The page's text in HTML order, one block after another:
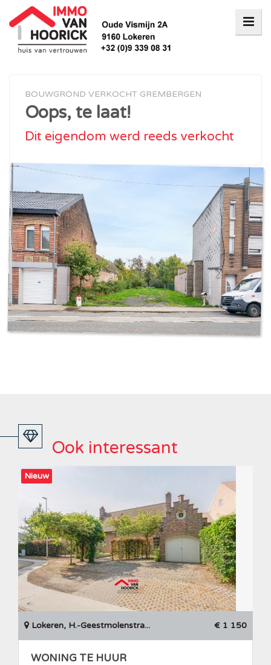
BOUWGROND VERKOCHT GREMBERGEN
Oops, te laat!
Dit eigendom werd reeds verkocht
Ook interessant
Nieuw
Lokeren, H.-Geestmolenstra... € 1 150
WONING TE HUUR